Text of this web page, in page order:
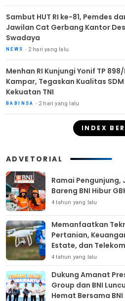
Sambut HUT RI ke-81, Pemdes
Jawilan Cat Gerbang Kantor
Swadaya
NEWS 2 hari yang lalu
Menhan RI Kunjungi Yonif TP
Kampar, Tegaskan Kualitas SDM
Kekuatan TNI
BABINSA 2 hari yang lalu
INDEX
ADVETORIAL
Ramai
Bareng BNI Hibur
4 tahun yang lalu
Memanfaatkan
Pertanian,
Estate, dan
4 tahun yang lalu
Dukung Amanat
Group dan BNI
Hemat Bersama BNI